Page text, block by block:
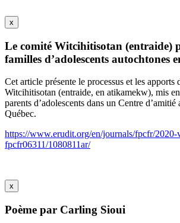
x
Le comité Witcihitisotan (entraide)
familles d’adolescents autochtones
Cet article présente le processus et les apports
Witcihitisotan (entraide, en atikamekw), mis
parents d’adolescents dans un Centre d’amitié
Québec.
https://www.erudit.org/en/journals/fpcfr/2020-
fpcfr06311/1080811ar/
x
Poème par Carling Sioui